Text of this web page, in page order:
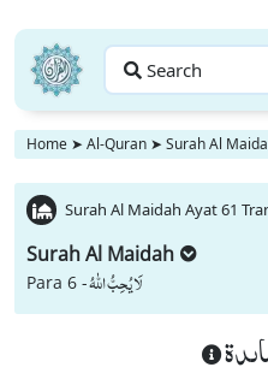
Search
Home ➤ Al-Quran ➤ Surah Al
Surah Al Maidah Ayat 61
Surah Al Maidah
Para 6 -لَا یُحِبُّ اللّٰهُ